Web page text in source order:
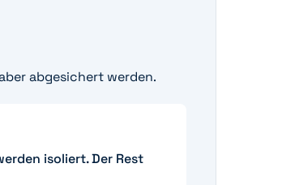
abgesichert werden.
isoliert. Der Rest